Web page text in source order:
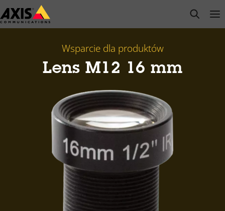
Przejdź
do
open
Wsparcie dla produktów
Lens M12 16 mm